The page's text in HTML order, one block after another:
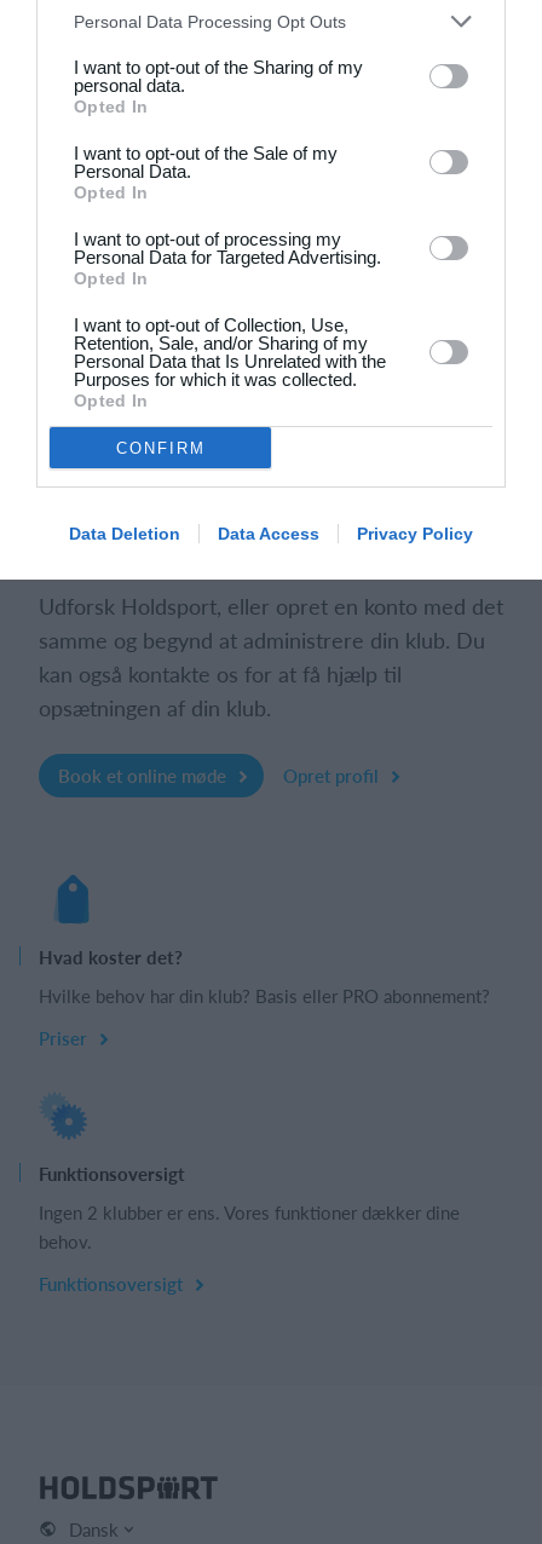
Personal Data Processing Opt Outs
I want to opt-out of the Sharing of my
personal data.
Opted In
I want to opt-out of the Sale of my
Personal Data.
Opted In
I want to opt-out of processing my
Personal Data for Targeted Advertising.
Opted In
I want to opt-out of Collection, Use,
Retention, Sale, and/or Sharing of my
Personal Data that Is Unrelated with the
Purposes for which it was collected.
Opted In
CONFIRM
Data Deletion Data Access Privacy Policy
Solens Børn 4
19. juni
Fuglebjerg IF Oldboys 1 4 Slagelse B&I
Klar til at komme i gang?
Udforsk Holdsport, eller opret en konto med det
samme og begynd at administrere din klub. Du
kan også kontakte os for at få hjælp til
opsætningen af din klub.
Book et online møde Opret profil
Hvad koster det?
Hvilke behov har din klub? Basis eller PRO abonnement?
Priser
Funktionsoversigt
Ingen 2 klubber er ens. Vores funktioner dækker dine
behov.
Funktionsoversigt
Dansk